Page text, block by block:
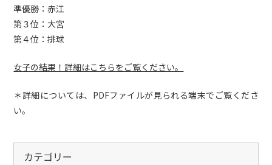
準優勝：赤江
第３位：大宮
第４位：排球
女子の結果！詳細はこちらをご覧ください。
＊詳細については、PDFファイルが見られる端末でご覧くださ
い。
カテゴリー